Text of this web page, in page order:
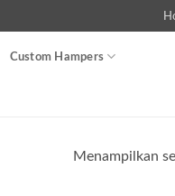
Custom Hampers
Menampilkan